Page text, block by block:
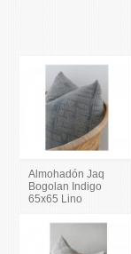
Almohadón Jaq
Bogolan Indigo
65x65 Lino